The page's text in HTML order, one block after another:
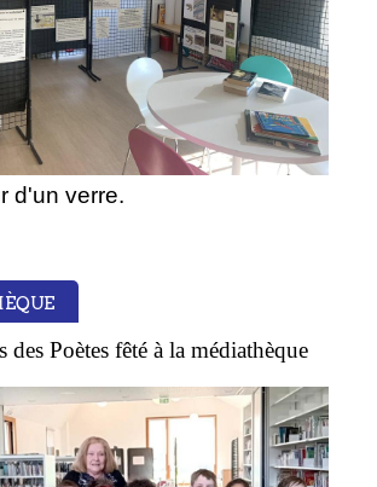
d'un verre.
des Poètes fêté à la médiathèque